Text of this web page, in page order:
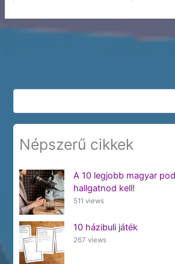
Keresés
Népszerű cikkek
A 10 legjobb magyar
hallgatnod kell!
511 views
10 házibuli játék
267 views